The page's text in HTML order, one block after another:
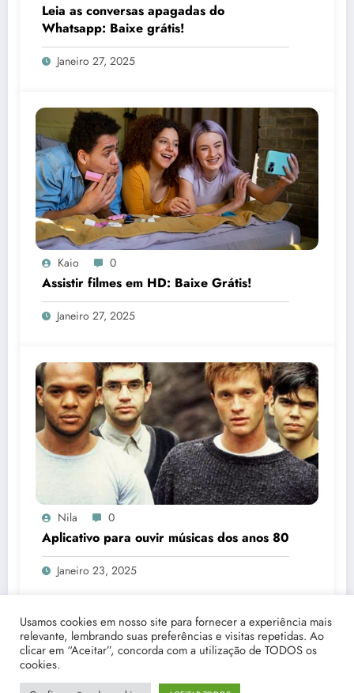
Leia as conversas apagadas do
Whatsapp: Baixe grátis!
Janeiro 27, 2025
Kaio 0
Assistir filmes em HD: Baixe Grátis!
Janeiro 27, 2025
Nila 0
Aplicativo para ouvir músicas dos anos 80
Janeiro 23, 2025
Política de Privacidade
Termos e Condições Gerais de Uso
Usamos cookies em nosso site para fornecer a experiência mais
relevante, lembrando suas preferências e visitas repetidas. Ao
clicar em “Aceitar”, concorda com a utilização de TODOS os
cookies.